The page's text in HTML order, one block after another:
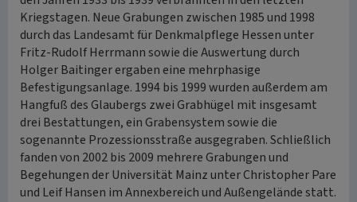
Kriegstagen. Neue Grabungen zwischen 1985 und 1998
durch das Landesamt für Denkmalpflege Hessen unter
Fritz-Rudolf Herrmann sowie die Auswertung durch
Holger Baitinger ergaben eine mehrphasige
Befestigungsanlage. 1994 bis 1999 wurden außerdem am
Hangfuß des Glaubergs zwei Grabhügel mit insgesamt
drei Bestattungen, ein Grabensystem sowie die
sogenannte Prozessionsstraße ausgegraben. Schließlich
fanden von 2002 bis 2009 mehrere Grabungen und
Begehungen der Universität Mainz unter Christopher Pare
und Leif Hansen im Annexbereich und Außengelände statt.